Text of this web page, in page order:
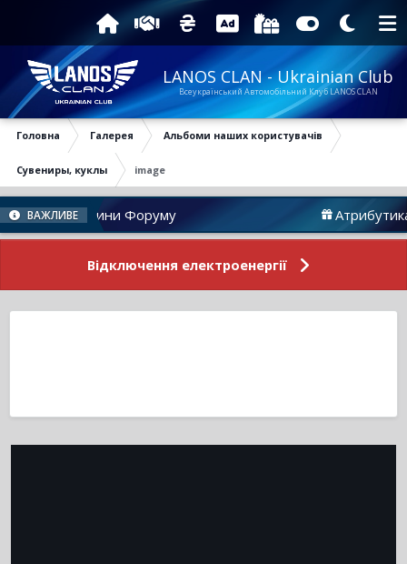
LANOS CLAN - Ukrainian Club
Всеукраїнський Автомобільний Клуб LANOS CLAN
Головна Галерея Альбоми наших користувачів
Сувениры, куклы image
ВАЖЛИВЕ
Новини Форуму Атрибутика
Відключення електроенергії